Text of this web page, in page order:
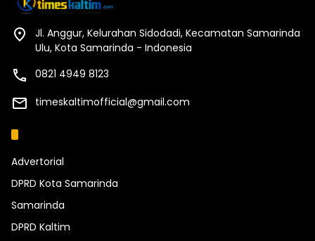
Jl. Anggur, Kelurahan Sidodadi, Kecamatan Samarinda
Ulu, Kota Samarinda - Indonesia
0821 4949 8123
timeskaltimofficial@gmail.com
Advertorial
DPRD Kota Samarinda
Samarinda
DPRD Kaltim